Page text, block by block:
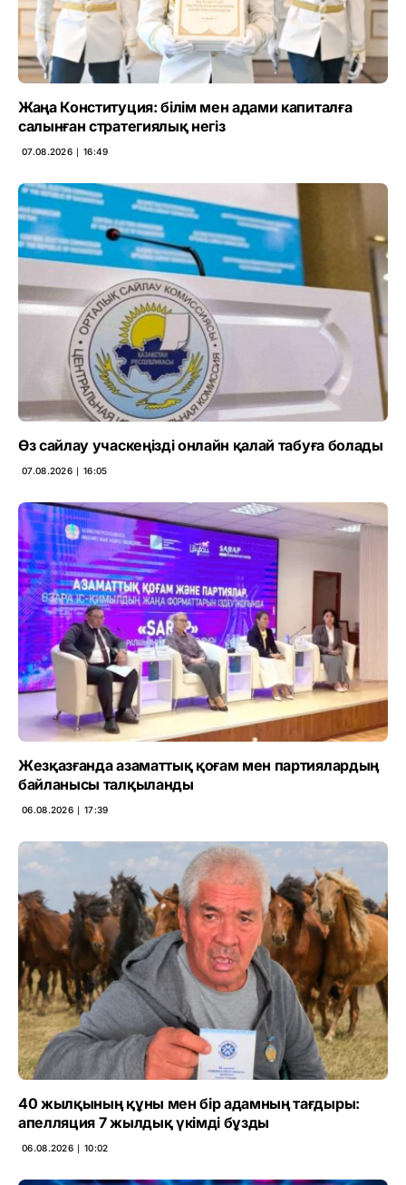
Жаңа Конституция: білім мен адами капиталға
салынған стратегиялық негіз
07.08.2026 ∣ 16:49
Өз сайлау учаскеңізді онлайн қалай табуға болады
07.08.2026 ∣ 16:05
Жезқазғанда азаматтық қоғам мен партиялардың
байланысы талқыланды
06.08.2026 ∣ 17:39
40 жылқының құны мен бір адамның тағдыры:
апелляция 7 жылдық үкімді бұзды
06.08.2026 ∣ 10:02